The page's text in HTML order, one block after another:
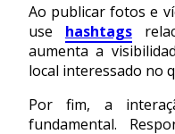
Ao publicar fotos e
use hashtags
aumenta a
local interessado no
Por fim, a
fundamental.